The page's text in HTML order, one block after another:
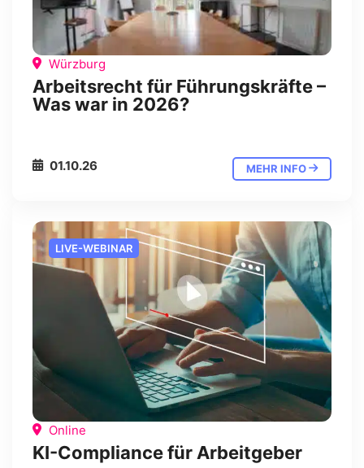
Würzburg
Arbeitsrecht für Führungskräfte –
Was war in 2026?
01.10.26 MEHR INFO
LIVE-WEBINAR
Online
KI-Compliance für Arbeitgeber